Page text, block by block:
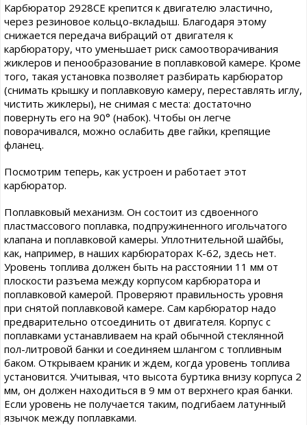
Карбюратор 2928СЕ крепится к двигателю эластично,
через резиновое кольцо-вкладыш. Благодаря этому
снижается передача вибраций от двигателя к
карбюратору, что уменьшает риск самоотворачивания
жиклеров и пенообразование в поплавковой камере. Кроме
того, такая установка позволяет разбирать карбюратор
(снимать крышку и поплавковую камеру, переставлять иглу,
чистить жиклеры), не снимая с места: достаточно
повернуть его на 90° (набок). Чтобы он легче
поворачивался, можно ослабить две гайки, крепящие
фланец.
Посмотрим теперь, как устроен и работает этот
карбюратор.
Поплавковый механизм. Он состоит из сдвоенного
пластмассового поплавка, подпружиненного игольчатого
клапана и поплавковой камеры. Уплотнительной шайбы,
как, например, в наших карбюраторах К-62, здесь нет.
Уровень топлива должен быть на расстоянии 11 мм от
плоскости разъема между корпусом карбюратора и
поплавковой камерой. Проверяют правильность уровня
при снятой поплавковой камере. Сам карбюратор надо
предварительно отсоединить от двигателя. Корпус с
поплавками устанавливаем на край обычной стеклянной
пол-литровой банки и соединяем шлангом с топливным
баком. Открываем краник и ждем, когда уровень топлива
установится. Учитывая, что высота буртика внизу корпуса 2
мм, он должен находиться в 9 мм от верхнего края банки.
Если уровень не получается таким, подгибаем латунный
язычок между поплавками.